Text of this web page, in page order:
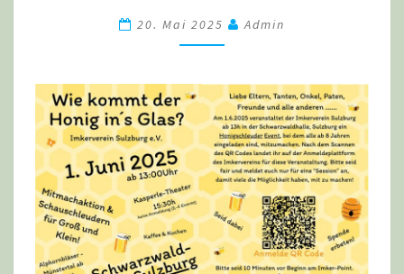
´S
GLAS?“
DES
IMKERVEREIN
SULZBURG
AM
1.6.2025
20. Mai 2025 Admin